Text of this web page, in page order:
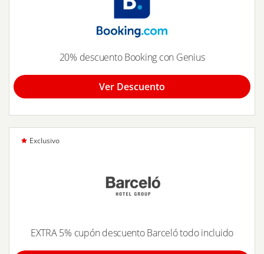
20% descuento Booking con Genius
Ver Descuento
Exclusivo
EXTRA 5% cupón descuento Barceló todo incluido